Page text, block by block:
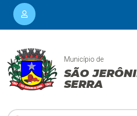
Município de
SÃO
SERRA